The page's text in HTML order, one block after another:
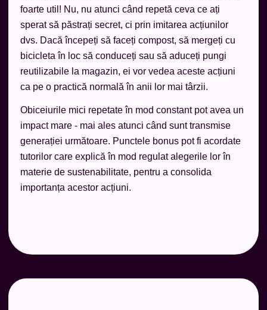
foarte util! Nu, nu atunci când repetă ceva ce ați
sperat să păstrați secret, ci prin imitarea acțiunilor
dvs. Dacă începeți să faceți compost, să mergeți cu
bicicleta în loc să conduceți sau să aduceți pungi
reutilizabile la magazin, ei vor vedea aceste acțiuni
ca pe o practică normală în anii lor mai târzii.
Obiceiurile mici repetate în mod constant pot avea un
impact mare - mai ales atunci când sunt transmise
generației următoare. Punctele bonus pot fi acordate
tutorilor care explică în mod regulat alegerile lor în
materie de sustenabilitate, pentru a consolida
importanța acestor acțiuni.